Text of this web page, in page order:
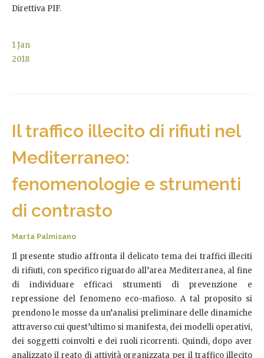
Direttiva PIF.
1Jan
2018
Il traffico illecito di rifiuti nel
Mediterraneo:
fenomenologie e strumenti
di contrasto
Marta Palmisano
Il presente studio affronta il delicato tema dei traffici illeciti
di rifiuti, con specifico riguardo all’area Mediterranea, al fine
di individuare efficaci strumenti di prevenzione e
repressione del fenomeno eco-mafioso. A tal proposito si
prendono le mosse da un’analisi preliminare delle dinamiche
attraverso cui quest’ultimo si manifesta, dei modelli operativi,
dei soggetti coinvolti e dei ruoli ricorrenti. Quindi, dopo aver
analizzato il reato di attività organizzata per il traffico illecito